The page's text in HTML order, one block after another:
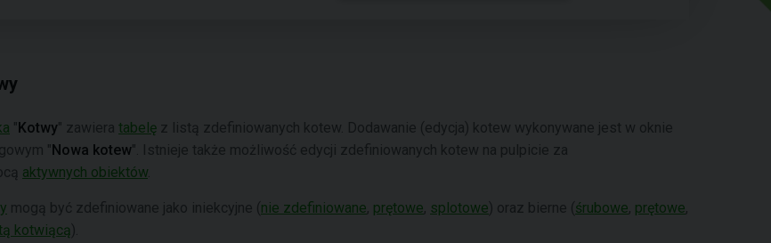
"Kotwy" zawiera tabelę z listą zdefiniowanych kotew. Dodawanie (edycja) kotew wykonywane jest w oknie
"Nowa kotew". Istnieje także możliwość edycji zdefiniowanych kotew na pulpicie za
aktywnych obiektów
mogą być zdefiniowane jako iniekcyjne ( nie zdefiniowane, prętowe, splotowe) oraz bierne ( śrubowe, prętowe,
kotwiącą).